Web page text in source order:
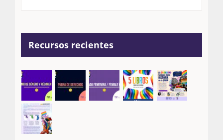
Recursos recientes